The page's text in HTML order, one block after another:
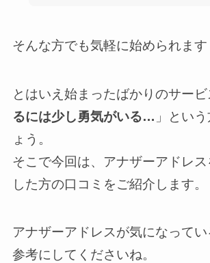
そんな方でも気軽に始められます
とはいえ始まったばかりのサービ
るには少し勇気がいる… 」とい
ょう。
そこで今回は、アナザーアドレ
した方の口コミをご紹介します。
アナザーアドレスが気になって
参考にしてくださいね。